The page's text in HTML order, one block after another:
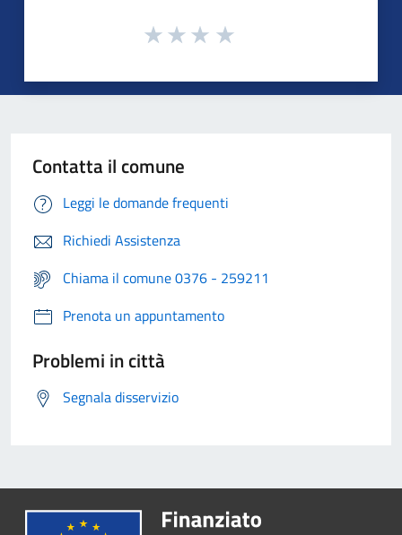
Contatta il comune
Leggi le domande frequenti
Richiedi Assistenza
Chiama il comune 0376 - 259211
Prenota un appuntamento
Problemi in città
Segnala disservizio